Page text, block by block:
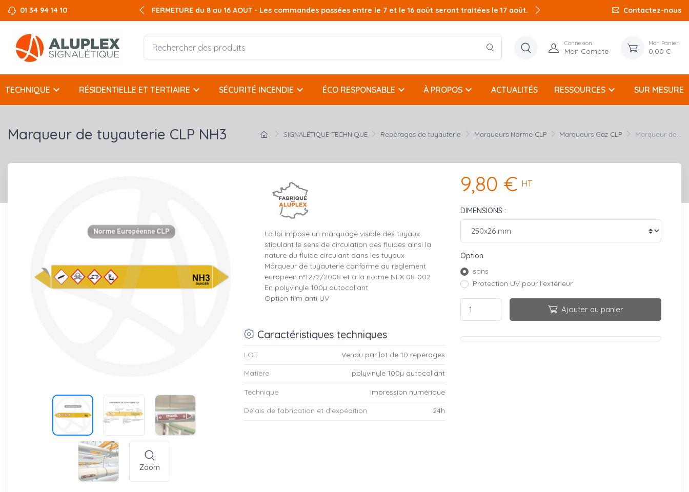
01 34 94 14 10 FERMETURE du 8 au 16 AOUT - Les commandes passées entre le 7 et le 16 août seront traitées le 17 août. Contactez-nous
Connexion
Mon Compte
Mon Panier
0,00 €
TECHNIQUE keyboard_arrow_down RÉSIDENTIELLE ET TERTIAIRE keyboard_arrow_down SÉCURITÉ INCENDIE keyboard_arrow_down ÉCO RESPONSABLE keyboard_arrow_down À PROPOS keyboard_arrow_down ACTUALITÉS RESSOURCES keyboard_arrow_down SUR MESURE
SIGNALÉTIQUE TECHNIQUE Repérages de tuyauterie Marqueurs Norme CLP Marqueurs Gaz CLP Marqueur de...
Marqueur de tuyauterie CLP NH3
Zoom
La loi impose un marquage visible des tuyaux
stipulant le sens de circulation des fluides ainsi la
nature du fluide circulant dans les tuyaux
Marqueur de tuyauterie conforme au règlement
européen n°1272/2008 et à la norme NFX 08-002
En polyvinyle 100µ autocollant
Option film anti UV
Caractéristiques techniques
LOT Vendu par lot de 10 repérages
Matière polyvinyle 100µ autocollant
Technique impression numérique
Délais de fabrication et d’expédition 24h
9,80 € HT
DIMENSIONS :
Option
sans
Protection UV pour l'extérieur
Ajouter au panier